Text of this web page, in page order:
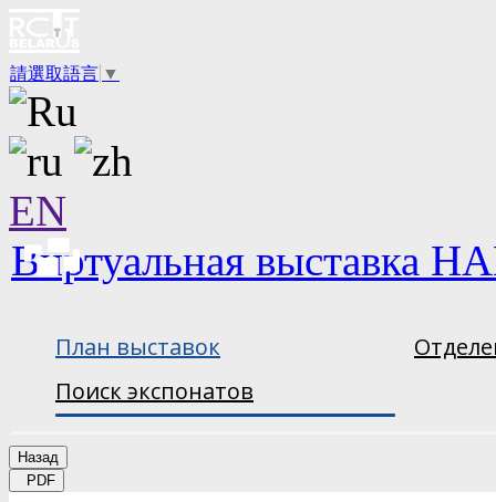
請選取語言 ▼
EN
Виртуальная выставка
План выставок
Поиск экспонатов
Назад
PDF